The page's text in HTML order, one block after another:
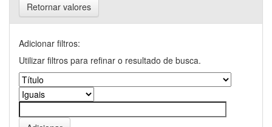
Retornar valores
Adicionar filtros:
Utilizar filtros para refinar o resultado de busca.